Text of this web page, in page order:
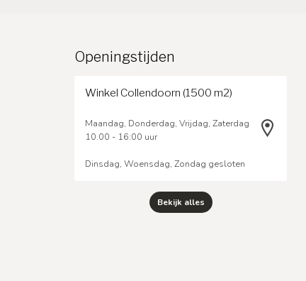
Openingstijden
Winkel Collendoorn (1500 m2)
Maandag, Donderdag, Vrijdag, Zaterdag
10.00 - 16:00 uur
Dinsdag, Woensdag, Zondag gesloten
Bekijk alles